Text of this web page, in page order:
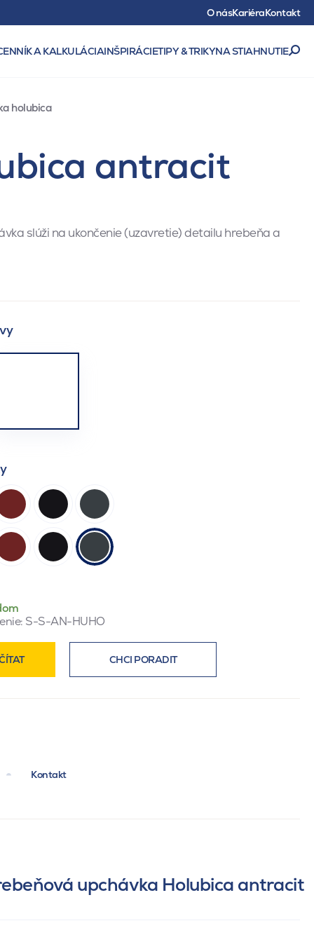
O násKariéraKontakt
A KALKULÁCIAINŠPIRÁCIETIPY & TRIKYNA STIAHNUTIE
holubica
antracit
slúži na ukončenie (uzavretie) detailu hrebeňa a
S-S-AN-HUHO
CHCI PORADIT
Kontakt
upchávka Holubica antracit